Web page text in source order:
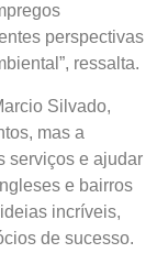
perspectivas
ressalta.
Silvado,
mas a
serviços e ajudar
e bairros
incríveis,
de sucesso.